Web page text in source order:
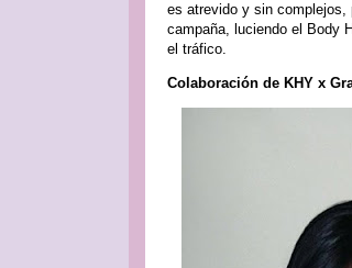
es atrevido y sin complejos,
campaña, luciendo el Body
el tráfico.
Colaboración de KHY x